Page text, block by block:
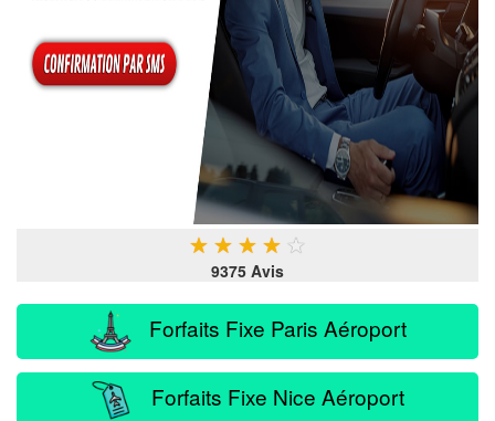
★ ★ ★ ★ ★
9375 Avis
Forfaits Fixe Paris Aéroport
Forfaits Fixe Nice Aéroport